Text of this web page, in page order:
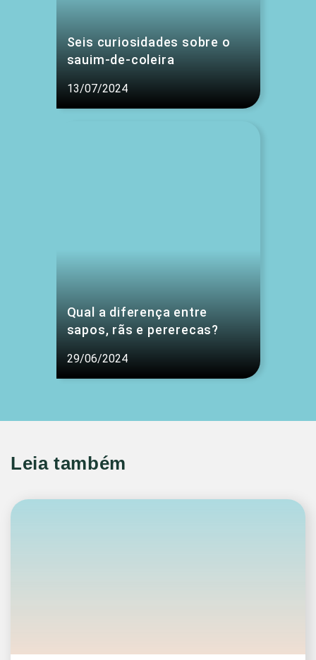
Seis curiosidades sobre o
sauim-de-coleira
13/07/2024
Qual a diferença entre
sapos, rãs e pererecas?
29/06/2024
Leia também